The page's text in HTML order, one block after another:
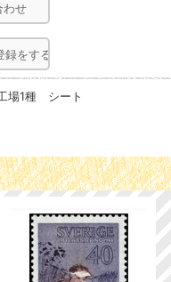
わせ
録をする
場1種 シート